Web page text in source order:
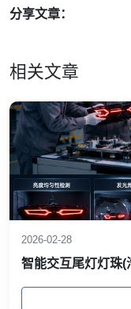
分享文章：
相关文章
2026-02-28
智能交互尾灯灯珠(